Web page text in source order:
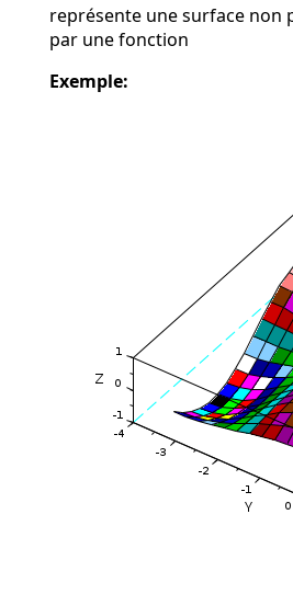
représente une surface non
par une fonction
Exemple: